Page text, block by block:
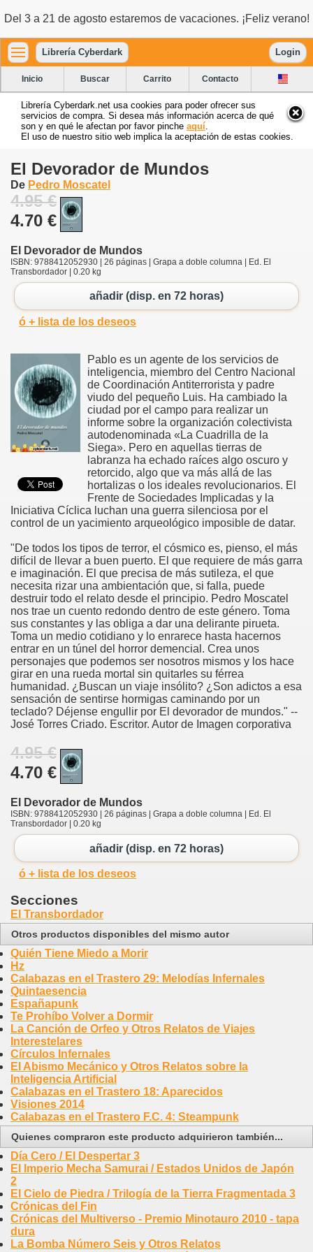
Del 3 a 21 de agosto estaremos de vacaciones. ¡Feliz verano!
Librería Cyberdark Login
Inicio Buscar Carrito Contacto
Librería Cyberdark.net usa cookies para poder ofrecer sus
servicios de compra. Si desea más información acerca de qué
son y en qué le afectan por favor pinche aquí
El uso de nuestro sitio web implica la aceptación de estas cookies.
El Devorador de Mundos
De Pedro Moscatel
4.95 €
4.70 €
El Devorador de Mundos
ISBN: 9788412052930 | 26 páginas | Grapa a doble columna | Ed. El
Transbordador | 0.20 kg
añadir (disp. en 72 horas)
ó + lista de los deseos
Pablo es un agente de los servicios de
inteligencia, miembro del Centro Nacional
de Coordinación Antiterrorista y padre
viudo del pequeño Luis. Ha cambiado la
ciudad por el campo para realizar un
informe sobre la organización colectivista
autodenominada «La Cuadrilla de la
Siega». Pero en aquellas tierras de
labranza ha echado raíces algo oscuro y
retorcido, algo que va más allá de las
hortalizas o los ideales revolucionarios. El
Frente de Sociedades Implicadas y la
Iniciativa Cíclica luchan una guerra silenciosa por el
control de un yacimiento arqueológico imposible de datar.
"De todos los tipos de terror, el cósmico es, pienso, el más
difícil de llevar a buen puerto. El que requiere de más garra
e imaginación. El que precisa de más sutileza, el que
necesita rizar una ambientación que, si falla, puede
destruir todo el relato desde el principio. Pedro Moscatel
nos trae un cuento redondo dentro de este género. Toma
sus constantes y las obliga a dar una delirante pirueta.
Toma un medio cotidiano y lo enrarece hasta hacernos
entrar en un túnel del horror demencial. Crea unos
personajes que podemos ser nosotros mismos y los hace
girar en una rueda mortal sin quitarles su férrea
humanidad. ¿Buscan un viaje insólito? ¿Son adictos a esa
sensación de sentirse hormigas caminando por un
teclado? Déjense engullir por El devorador de mundos." --
José Torres Criado. Escritor. Autor de Imagen corporativa
4.95 €
4.70 €
El Devorador de Mundos
ISBN: 9788412052930 | 26 páginas | Grapa a doble columna | Ed. El
Transbordador | 0.20 kg
añadir (disp. en 72 horas)
ó + lista de los deseos
Secciones
El Transbordador
Otros productos disponibles del mismo autor
Quién Tiene Miedo a Morir
Hz
Calabazas en el Trastero 29: Melodías Infernales
Quintaesencia
Españapunk
Te Prohíbo Volver a Dormir
La Canción de Orfeo y Otros Relatos de Viajes
Interestelares
Círculos Infernales
El Abismo Mecánico y Otros Relatos sobre la
Inteligencia Artificial
Calabazas en el Trastero 18: Aparecidos
Visiones 2014
Calabazas en el Trastero F.C. 4: Steampunk
Quienes compraron este producto adquirieron también...
Día Cero / El Despertar 3
El Imperio Mecha Samurai / Estados Unidos de Japón
2
El Cielo de Piedra / Trilogía de la Tierra Fragmentada 3
Crónicas del Fin
Crónicas del Multiverso - Premio Minotauro 2010 - tapa
dura
La Bomba Número Seis y Otros Relatos